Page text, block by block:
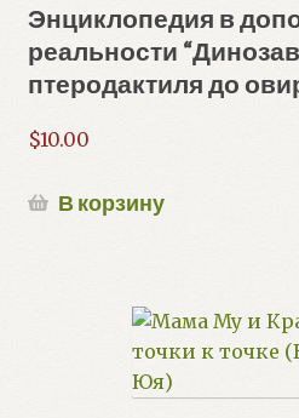
Энциклопедия в
реальности
птеродактиля до
$10.00
В корзину